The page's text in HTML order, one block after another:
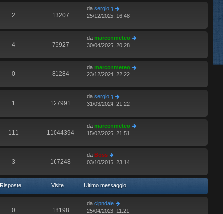
2 13207
da sergio.g
25/12/2025, 16:48
4 76927
da marconmeteo
30/04/2025, 20:28
0 81284
da marconmeteo
23/12/2024, 22:22
1 127991
da sergio.g
31/03/2024, 21:22
111 11044394
da marconmeteo
15/02/2025, 21:51
3 167248
da Boss
03/10/2016, 23:14
Risposte Visite Ultimo messaggio
0 18198
da cipndale
25/04/2023, 11:21